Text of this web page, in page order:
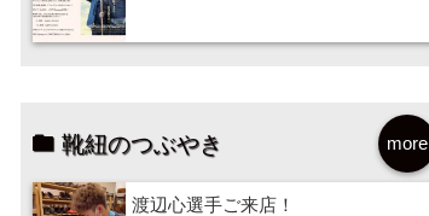
more
靴紐のつぶやき
渡辺心選手ご来店！